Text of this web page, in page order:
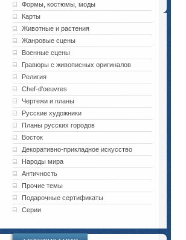
Формы, костюмы, моды
Карты
Животные и растения
Жанровые сцены
Военные сцены
Гравюры с живописных оригиналов
Религия
Chef-d'oeuvres
Чертежи и планы
Русские художники
Планы русских городов
Восток
Декоративно-прикладное искусство
Народы мира
Античность
Прочие темы
Подарочные сертификаты
Серии